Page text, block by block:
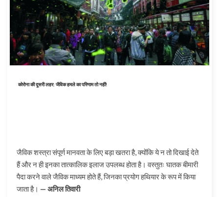
कोरोना की दूसरी लहर: जैविक हमले का परिणाम तो नहीं!
जैविक शस्त्रा संपूर्ण मानवता के लिए बड़ा खतरा है, क्योंकि ये न तो दिखाई देते
हैं और न ही इनका तात्कालिक इलाज उपलब्ध होता है। वस्तुतः घातक बीमारी
पैदा करने वाले जैविक माध्यम होते हैं, जिनका प्रयोग हथियार के रूप में किया
जाता है। — अनिल तिवारी